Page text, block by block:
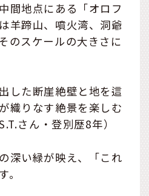
間地点にある「オロフ
羊蹄山、噴火湾、洞爺
のスケールの大きさに
した断崖絶壁と地を這
織りなす絶景を楽しむ
さん・登別歴8年）
深い緑が映え、「これ